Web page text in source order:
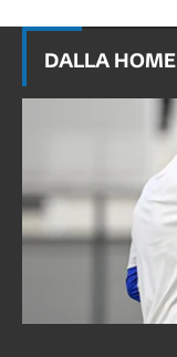
DALLA HOME